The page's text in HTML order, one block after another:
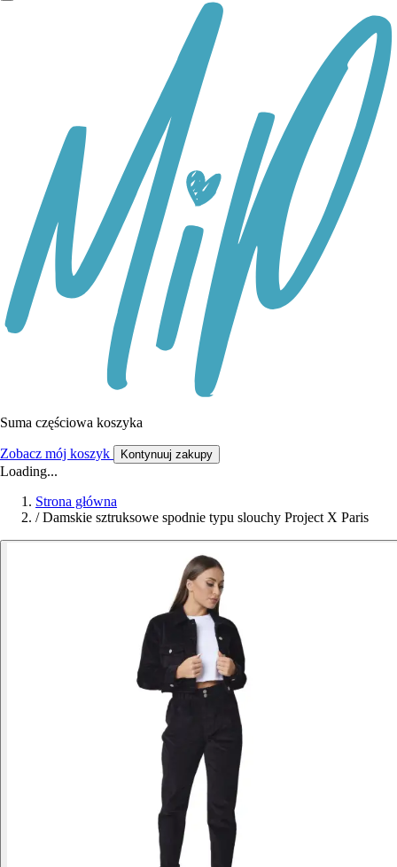
Suma częściowa koszyka
Zobacz mój koszyk Kontynuuj zakupy
Loading...
Strona główna
/ Damskie sztruksowe spodnie typu slouchy Project X Paris